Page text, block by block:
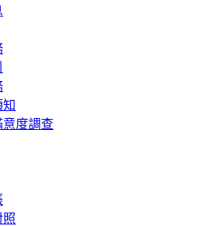
意度調查
照